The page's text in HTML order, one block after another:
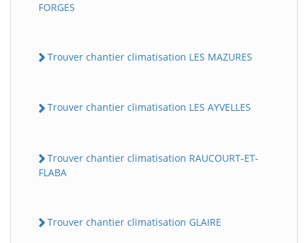
FORGES
Trouver chantier climatisation LES MAZURES
Trouver chantier climatisation LES AYVELLES
Trouver chantier climatisation RAUCOURT-ET-
FLABA
Trouver chantier climatisation GLAIRE